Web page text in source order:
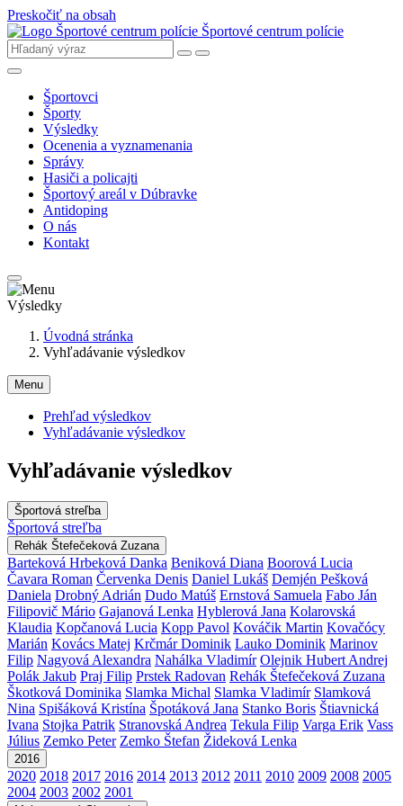
Preskočiť na obsah
Športové centrum polície
Športovci
Športy
Výsledky
Ocenenia a vyznamenania
Správy
Hasiči a policajti
Športový areál v Dúbravke
Antidoping
O nás
Kontakt
Výsledky
Úvodná stránka
Vyhľadávanie výsledkov
Menu
Prehľad výsledkov
Vyhľadávanie výsledkov
Vyhľadávanie výsledkov
Športová streľba
Športová streľba
Rehák Štefečeková Zuzana
Barteková Hrbeková Danka Beniková Diana Boorová Lucia
Čavara Roman Červenka Denis Daniel Lukáš Demjén Pešková
Daniela Drobný Adrián Dudo Matúš Ernstová Samuela Fabo Ján
Filipovič Mário Gajanová Lenka Hyblerová Jana Kolarovská
Klaudia Kopčanová Lucia Kopp Pavol Kováčik Martin Kovačócy
Marián Kovács Matej Krčmár Dominik Lauko Dominik Marinov
Filip Nagyová Alexandra Nahálka Vladimír Olejnik Hubert Andrej
Polák Jakub Praj Filip Prstek Radovan Rehák Štefečeková Zuzana
Škotková Dominika Slamka Michal Slamka Vladimír Slamková
Nina Spišáková Kristína Špotáková Jana Stanko Boris Štiavnická
Ivana Stojka Patrik Stranovská Andrea Tekula Filip Varga Erik Vass
Július Zemko Peter Zemko Štefan Žideková Lenka
2016
2020 2018 2017 2016 2014 2013 2012 2011 2010 2009 2008 2005
2004 2003 2002 2001